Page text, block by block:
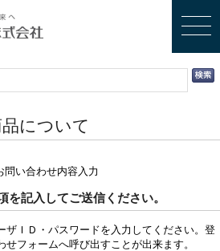
について
を記入してご送信ください。
ザＩＤ・パスワードを入力してください。登
フォームへ呼び出すことが出来ます。